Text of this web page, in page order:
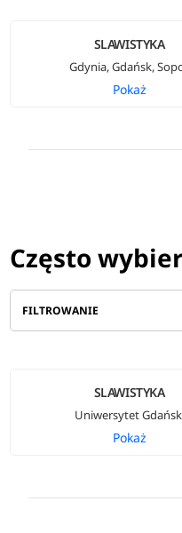
SLAWISTYKA
Gdynia, Gdańsk,
Pokaż
Często
FILTROWANIE
SLAWISTYKA
Uniwersytet
Pokaż